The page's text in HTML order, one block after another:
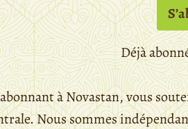
Déjà
à Novastan, vous
Nous sommes